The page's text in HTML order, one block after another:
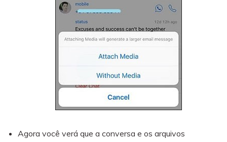
Agora você verá que a conversa e os arquivos